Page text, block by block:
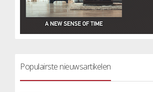
Populairste nieuwsartikelen